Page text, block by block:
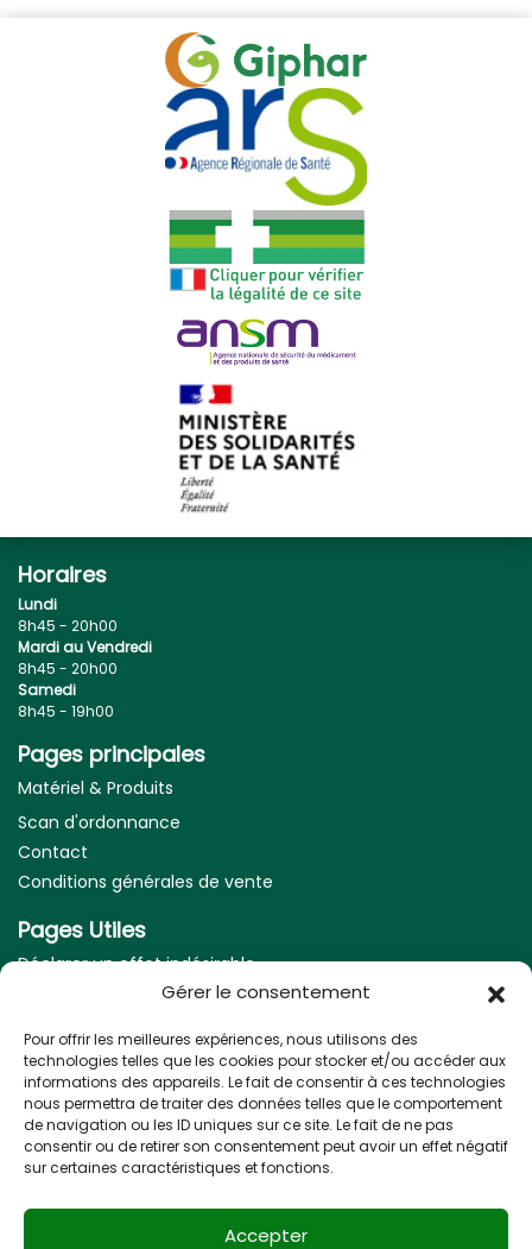
Gérer le consentement
Pour offrir les meilleures expériences, nous utilisons des
technologies telles que les cookies pour stocker et/ou accéder aux
informations des appareils. Le fait de consentir à ces technologies
nous permettra de traiter des données telles que le comportement
de navigation ou les ID uniques sur ce site. Le fait de ne pas
consentir ou de retirer son consentement peut avoir un effet négatif
sur certaines caractéristiques et fonctions.
Accepter
Horaires
Lundi
8h45 - 20h00
Mardi au Vendredi
8h45 - 20h00
Samedi
8h45 - 19h00
Pages principales
Matériel & Produits
Scan d'ordonnance
Contact
Conditions générales de vente
Pages Utiles
Déclarer un effet indésirable
Nos coordonnées
Adresse :
5 Allée des frères Higouneng, 31170 Tournefeuille
Télephone :
05 61 07 13 58
Email :
pharmacie-paderne@orange.fr